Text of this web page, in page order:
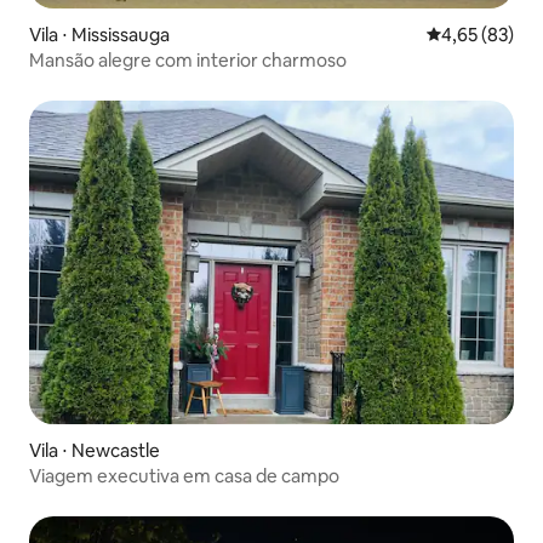
Vila ⋅ Mississauga 4,65 de uma
4,65 (83)
Mansão alegre com interior charmoso
Vila ⋅ Newcastle
Viagem executiva em casa de campo